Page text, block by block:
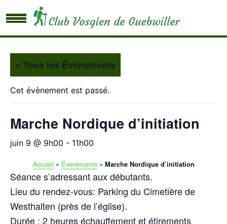
« Tous les Évènements
Cet évènement est passé.
Marche Nordique d’initiation
juin 9 @ 9h00 - 11h00
Accueil » Évènements» Marche Nordique d’initiation
Séance s’adressant aux débutants.
Lieu du rendez-vous: Parking du Cimetière de
Westhalten (près de l’église).
Durée : 2 heures échauffement et étirements